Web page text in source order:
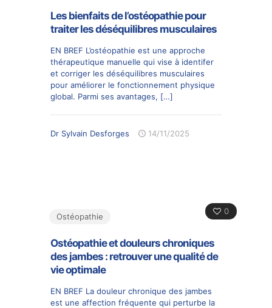
Les bienfaits de l’ostéopathie pour
traiter les déséquilibres musculaires
EN BREF L’ostéopathie est une approche
thérapeutique manuelle qui vise à identifer
et corriger les déséquilibres musculaires
pour améliorer le fonctionnement physique
global. Parmi ses avantages, […]
Dr Sylvain Desforges 14/11/2025
0
Ostéopathie
Ostéopathie et douleurs chroniques
des jambes : retrouver une qualité de
vie optimale
EN BREF La douleur chronique des jambes
est une affection fréquente qui perturbe la